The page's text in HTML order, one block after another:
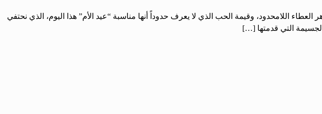
اللامحدود، وقيمة الحب الذي لا يعرف حدوداً أنها مناسبة “عيد الأم” هذا اليوم، الذي نحتفي
التي قدمتها […]